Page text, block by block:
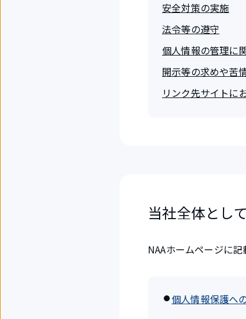
安全対策の実施
法令等の遵守
個人情報の管理に
開示等の求めや苦
リンク先サイトに
当社全体とし
NAAホームページに
個人情報保護へ